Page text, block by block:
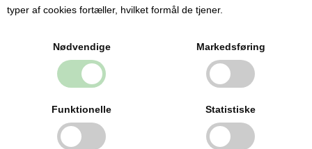
typer af cookies fortæller, hvilket formål de tjener.
Nødvendige Markedsføring
Funktionelle Statistiske
DAY Et Mini med navn, RE-S Bag Teddy Shopper, Oyster